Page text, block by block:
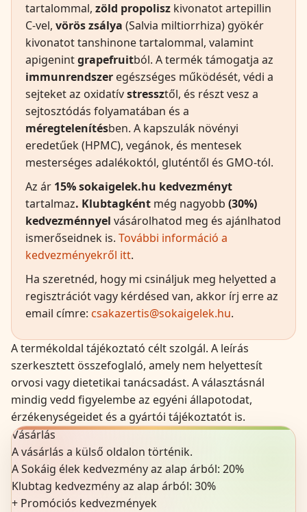
tartalommal, zöld propolisz kivonatot artepillin
C-vel, vörös zsálya (Salvia miltiorrhiza) gyökér
kivonatot tanshinone tartalommal, valamint
apigenintgrapefruitból. A termék támogatja az
immunrendszer egészséges működését, védi a
sejteket az oxidatívstressztől, és részt vesz a
sejtosztódás folyamatában és a
méregtelenítésben. A kapszulák növényi
eredetűek (HPMC), vegánok, és mentesek
mesterséges adalékoktól, gluténtől és GMO-tól.
Az ár 15% sokaigelek.hu kedvezményt
tartalmaz. Klubtagként még nagyobb (30%)
kedvezménnyel vásárolhatod meg és ajánlhatod
ismerőseidnek is. További információ a
kedvezményekről itt.
Ha szeretnéd, hogy mi csináljuk meg helyetted a
regisztrációt vagy kérdésed van, akkor írj erre az
email címre: csakazertis@sokaigelek.hu.
A termékoldal tájékoztató célt szolgál. A leírás
szerkesztett összefoglaló, amely nem helyettesít
orvosi vagy dietetikai tanácsadást. A választásnál
mindig vedd figyelembe az egyéni állapotodat,
érzékenységeidet és a gyártói tájékoztatót is.
Vásárlás
A vásárlás a külső oldalon történik.
A Sokáig élek kedvezmény az alap árból: 20%
Klubtag kedvezmény az alap árból: 30%
+ Promóciós kedvezmények